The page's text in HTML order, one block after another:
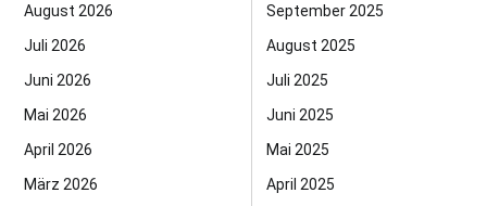
August 2026
Juli 2026
Juni 2026
Mai 2026
April 2026
März 2026
September 2025
August 2025
Juli 2025
Juni 2025
Mai 2025
April 2025